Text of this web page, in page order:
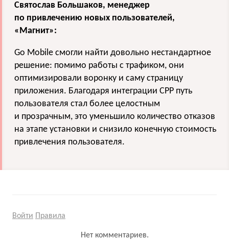
Святослав Большаков, менеджер
по привлечению новых пользователей,
«Магнит»:
Go Mobile смогли найти довольно нестандартное
решение: помимо работы с трафиком, они
оптимизировали воронку и саму страницу
приложения. Благодаря интеграции CPP путь
пользователя стал более целостным
и прозрачным, это уменьшило количество отказов
на этапе установки и снизило конечную стоимость
привлечения пользователя.
Войти Правила
Нет комментариев.